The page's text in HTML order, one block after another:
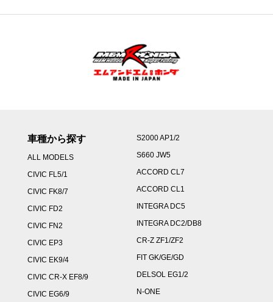
車種から探す
ALL MODELS
CIVIC FL5/1
CIVIC FK8/7
CIVIC FD2
CIVIC FN2
CIVIC EP3
CIVIC EK9/4
CIVIC CR-X EF8/9
CIVIC EG6/9
S2000 AP1/2
S660 JW5
ACCORD CL7
ACCORD CL1
INTEGRA DC5
INTEGRA DC2/DB8
CR-Z ZF1/ZF2
FIT GK/GE/GD
DELSOL EG1/2
N-ONE